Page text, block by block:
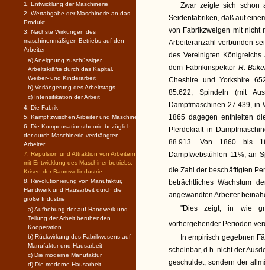
Zwar zeigte sich schon
Seidenfabriken, daß auf
von Fabrikzweigen mit nicht
Arbeiteranzahl verbunden
des Vereinigten
dem Fabrikinspektor R.
Cheshire und Yorkshire
85.622, Spindeln (mit
Dampfmaschinen 27.439, in
1865 dagegen enthielten
Pferdekraft in
88.913. Von 1860 bis
Dampfwebstühlen 11%, an
die Zahl der beschäftigten
beträchtliches Wachstum
angewandten Arbeiter
"Dies zeigt, in wie
vorhergehender Perioden
In empirisch gegebnen
scheinbar, d.h. nicht der
geschuldet, sondern der
1. Entwicklung der Maschinerie
2. Wertabgabe der Maschinerie an das
Produkt
3. Nächste Wirkungen des
maschinenmäßigen Betriebs auf den
Arbeiter
a) Aneignung zuschüssiger
Arbeitskräfte durch das Kapital.
Weiber- und Kinderarbeit
b) Verlängerung des Arbeitstags
c) Intensifikation der Arbeit
4. Die Fabrik
5. Kampf zwischen Arbeiter und Maschine
6. Die Kompensationstheorie bezüglich
der durch Maschinerie verdrängten
Arbeiter
7. Repulsion und Attraktion von Arbeitern
mit Entwicklung des Maschinenbetriebs.
Krisen der Baumwollindustrie
8. Revolutionierung von Manufaktur,
Handwerk und Hausarbeit durch die
große Industrie
a) Aufhebung der auf Handwerk und
Teilung der Arbeit beruhenden
Kooperation
b) Rückwirkung des Fabrikwesens auf
Manufaktur und Hausarbeit
c) Die moderne Manufaktur
d) Die moderne Hausarbeit